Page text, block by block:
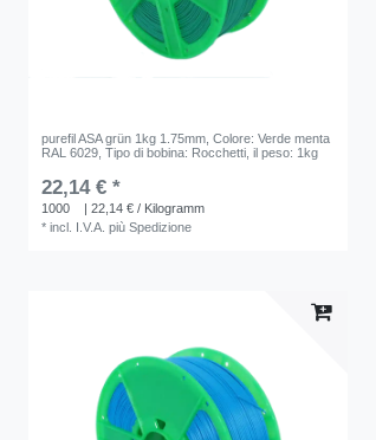
purefil ASA grün 1kg 1.75mm , Colore: Verde menta
RAL 6029 , Tipo di bobina: Rocchetti , il peso: 1kg
22,14 € *
1000
| 22,14 € / Kilogramm
*incl. I.V.A. piùSpedizione